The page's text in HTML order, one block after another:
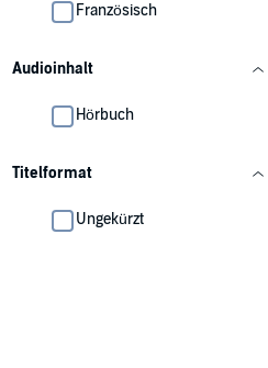
Französisch
Audioinhalt
Hörbuch
Titelformat
Ungekürzt